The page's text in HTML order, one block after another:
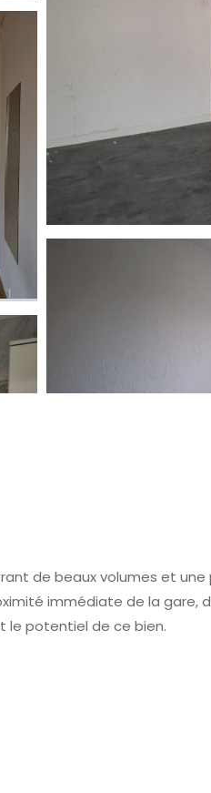
de beaux volumes et une
immédiate de la gare,
le potentiel de ce bien.